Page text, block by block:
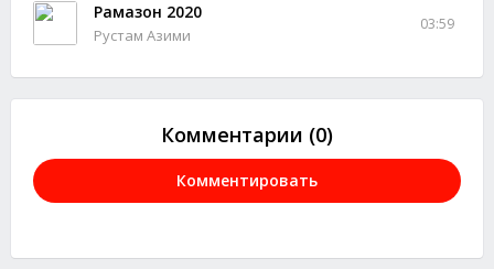
Рамазон 2020
Рустам Азими
03:59
Комментарии (0)
Комментировать